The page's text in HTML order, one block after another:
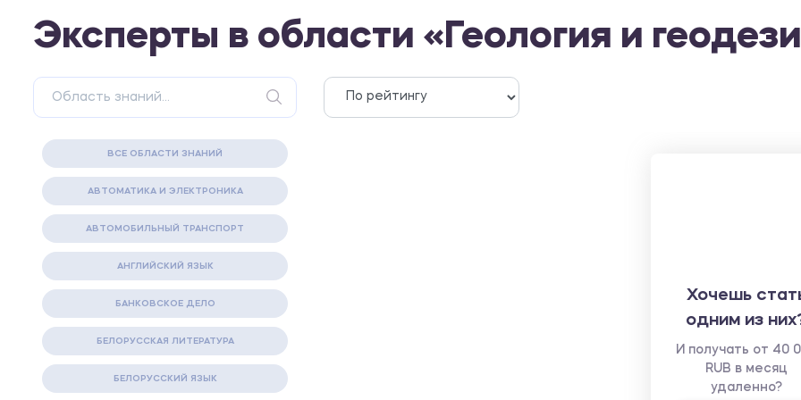
Эксперты в области «Геология и
ВСЕ ОБЛАСТИ ЗНАНИЙ
АВТОМАТИКА И ЭЛЕКТРОНИКА
АВТОМОБИЛЬНЫЙ ТРАНСПОРТ
АНГЛИЙСКИЙ ЯЗЫК
БАНКОВСКОЕ ДЕЛО
БЕЛОРУССКАЯ ЛИТЕРАТУРА
БЕЛОРУССКИЙ ЯЗЫК
Хочешь
одним из
И получать от 40
RUB в месяц
удаленно?